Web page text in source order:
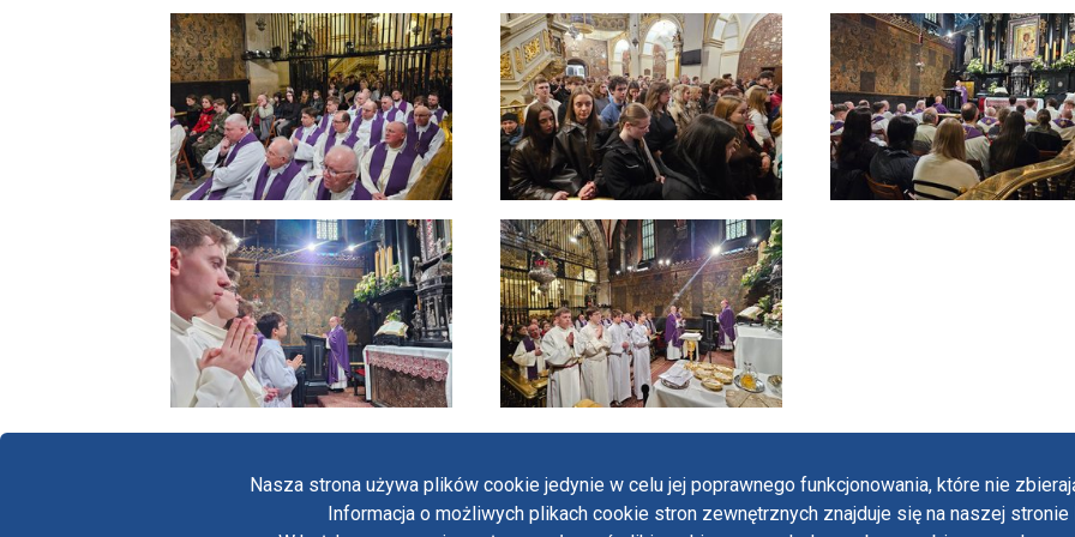
Nasza strona używa plików cookie jedynie w celu jej poprawnego funkcjonowania, które nie
Informacja o możliwych plikach cookie stron zewnętrznych znajduje się na naszej